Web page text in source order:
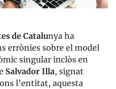
de Catalunya ha
errònies sobre el model
singular inclòs en
Salvador Illa, signat
l’entitat, aquesta